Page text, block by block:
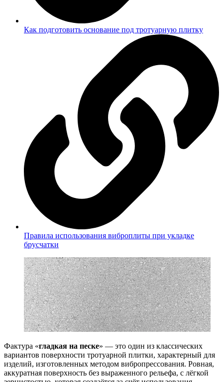
Как подготовить основание под тротуарную плитку
Правила использования виброплиты при укладке
брусчатки
Фактура «гладкая на песке» — это один из классических
вариантов поверхности тротуарной плитки, характерный для
изделий, изготовленных методом вибропрессования. Ровная,
аккуратная поверхность без выраженного рельефа, с лёгкой